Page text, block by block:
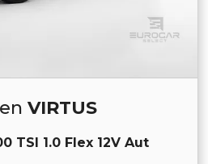
VIRTUS
TSI 1.0 Flex 12V Aut